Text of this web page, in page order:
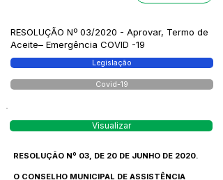
RESOLUÇÃO Nº 03/2020 - Aprovar, Termo de
Aceite– Emergência COVID -19
Legislação
Covid-19
Visualizar
RESOLUÇÃO Nº 03, DE 20 DE JUNHO DE 2020.
O CONSELHO MUNICIPAL DE ASSISTÊNCIA